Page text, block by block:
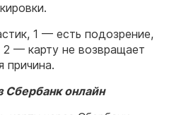
1 — есть подозрение,
2 — карту не возвращает
причина.
Сбербанк онлайн